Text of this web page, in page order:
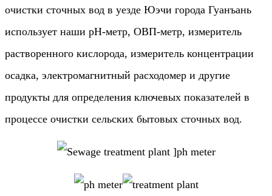
очистки сточных вод в уезде Юэчи города Гуанъань
использует наши pH-метр, ОВП-метр, измеритель
растворенного кислорода, измеритель концентрации
осадка, электромагнитный расходомер и другие
продукты для определения ключевых показателей в
процессе очистки сельских бытовых сточных вод.